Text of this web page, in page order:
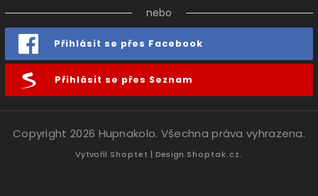
nebo
Přihlásit se přes Facebook
Přihlásit se přes Seznam
Copyright 2026 Hupnakolo. Všechna práva vyhrazena.
Vytvořil Shoptet | Design Shoptak.cz.